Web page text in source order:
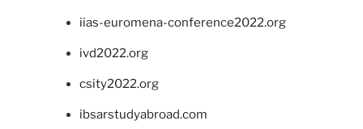
iias-euromena-conference2022.org
ivd2022.org
csity2022.org
ibsarstudyabroad.com